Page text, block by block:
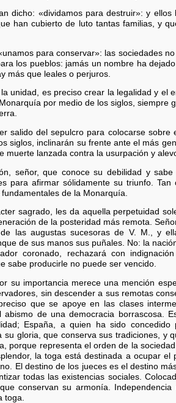
dicho: «dividamos para destruir»: y
han cubierto de luto tantas familias, y
para conservar»: las sociedades
los pueblos: jamás un nombre ha
más que leales o perjuros.
unidad, es preciso crear la legalidad y el
por medio de los siglos,
salido del sepulcro para colocarse
siglos, inclinarán su frente ante el más
muerte lanzada contra la usurpación y
señor, que conoce su debilidad y
para afirmar sólidamente su triunfo.
de la Monarquía.
sagrado, les da aquella perpetuidad
de la posteridad más remota.
las augustas sucesoras de V. M., y
de sus manos sus puñales. No: la
coronado, rechazará con
sabe producirle no puede ser vencido.
su importancia merece una mención
sin descender a sus remotas
que se apoye en las clases
de una democracia borrascosa.
España, a quien ha sido
su gloria, que conserva sus tradiciones,
porque representa el orden de la
la toga está destinada a ocupar
El destino de los jueces es el destino
todas las existencias sociales.
conservan su armonía.
toga.